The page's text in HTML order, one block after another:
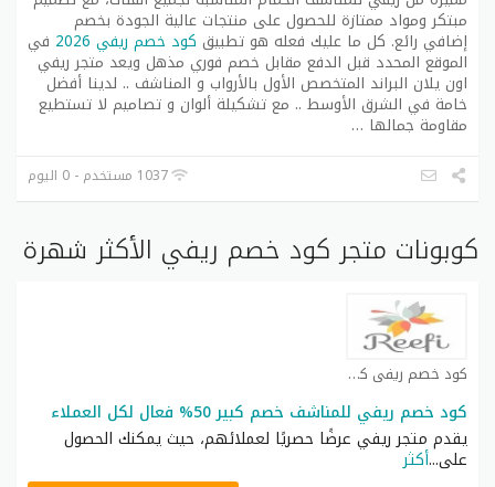
مبتكر ومواد ممتازة للحصول على منتجات عالية الجودة بخصم
إضافي رائع. كل ما عليك فعله هو تطبيق كود خصم ريفي 2026 في
الموقع المحدد قبل الدفع مقابل خصم فوري مذهل ويعد متجر ريفي
اون يلان البراند المتخصص الأول بالأرواب و المناشف .. لدينا أفضل
خامة في الشرق الأوسط .. مع تشكيلة ألوان و تصاميم لا تستطيع
مقاومة جمالها …
1037 مستخدم - 0 اليوم
كوبونات متجر كود خصم ريفي الأكثر شهرة
كود خصم ريفي كوبون
كود خصم ريفي للمناشف خصم كبير 50% فعال لكل العملاء
يقدم متجر ريفي عرضًا حصريًا لعملائهم، حيث يمكنك الحصول
على...أكثر